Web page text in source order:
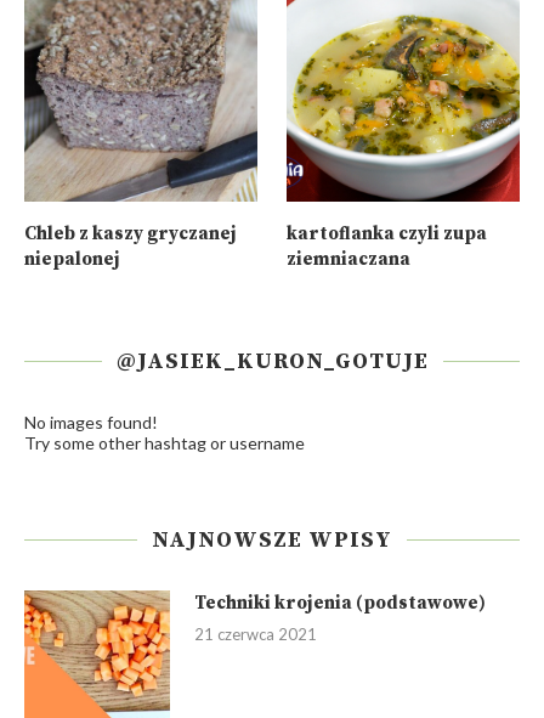
Chleb z kaszy gryczanej
niepalonej
kartoflanka czyli zupa
ziemniaczana
@JASIEK_KURON_GOTUJE
No images found!
Try some other hashtag or username
NAJNOWSZE WPISY
Techniki krojenia (podstawowe)
21 czerwca 2021